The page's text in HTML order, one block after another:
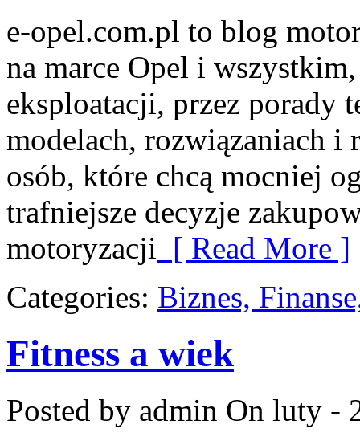
e-opel.com.pl to blog
na marce Opel i
eksploatacji, przez porady
modelach, rozwiązaniach i
osób, które chcą mocniej
trafniejsze decyzje
motoryzacji [ Read More ]
Categories: Biznes,
Fitness a wiek
Posted by admin On luty -